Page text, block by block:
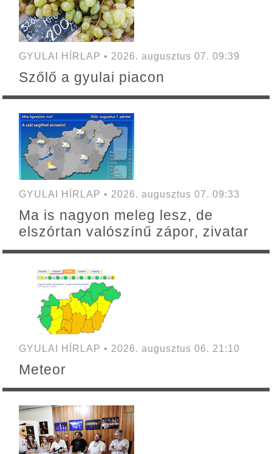
GYULAI HÍRLAP • 2026. augusztus 07. 09:39
Szőlő a gyulai piacon
GYULAI HÍRLAP • 2026. augusztus 07. 09:33
Ma is nagyon meleg lesz, de
elszórtan valószínű zápor, zivatar
GYULAI HÍRLAP • 2026. augusztus 06. 21:10
Meteor